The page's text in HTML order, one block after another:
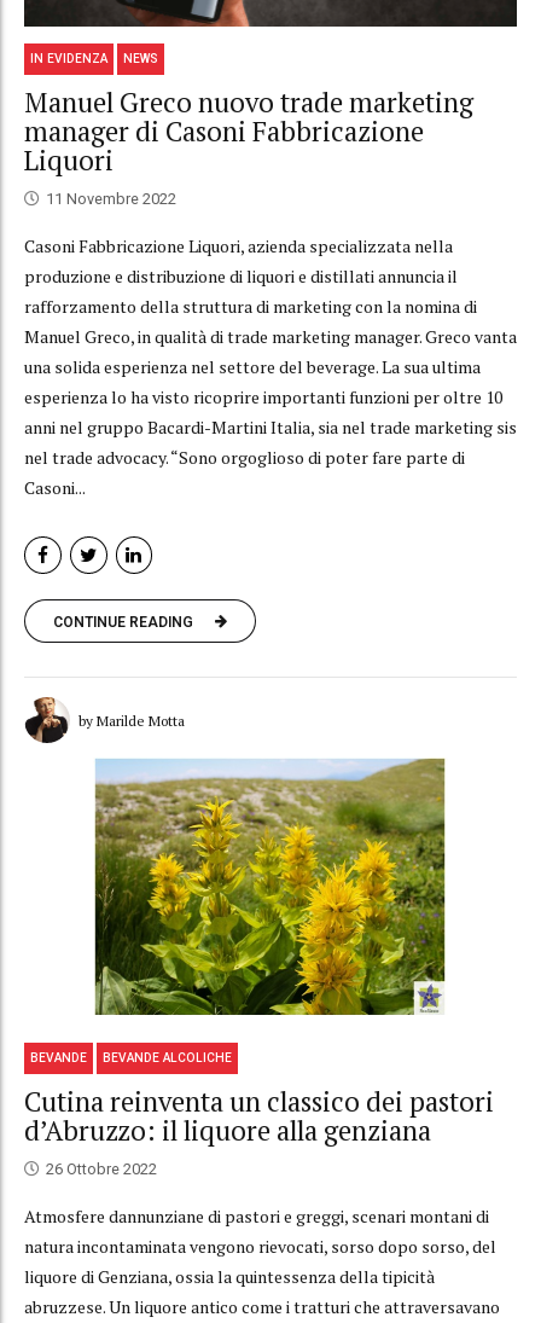
IN EVIDENZA NEWS
Manuel Greco nuovo trade marketing
manager di Casoni Fabbricazione
Liquori
11 Novembre 2022
Casoni Fabbricazione Liquori, azienda specializzata nella
produzione e distribuzione di liquori e distillati annuncia il
rafforzamento della struttura di marketing con la nomina di
Manuel Greco, in qualità di trade marketing manager. Greco vanta
una solida esperienza nel settore del beverage. La sua ultima
esperienza lo ha visto ricoprire importanti funzioni per oltre 10
anni nel gruppo Bacardi-Martini Italia, sia nel trade marketing sis
nel trade advocacy. “Sono orgoglioso di poter fare parte di
Casoni...
CONTINUE READING
by Marilde Motta
BEVANDE BEVANDE ALCOLICHE
Cutina reinventa un classico dei pastori
d’Abruzzo: il liquore alla genziana
26 Ottobre 2022
Atmosfere dannunziane di pastori e greggi, scenari montani di
natura incontaminata vengono rievocati, sorso dopo sorso, del
liquore di Genziana, ossia la quintessenza della tipicità
abruzzese. Un liquore antico come i tratturi che attraversavano